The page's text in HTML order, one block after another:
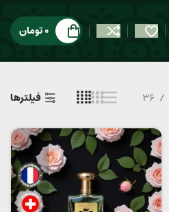
0تومان
36 فیلترها